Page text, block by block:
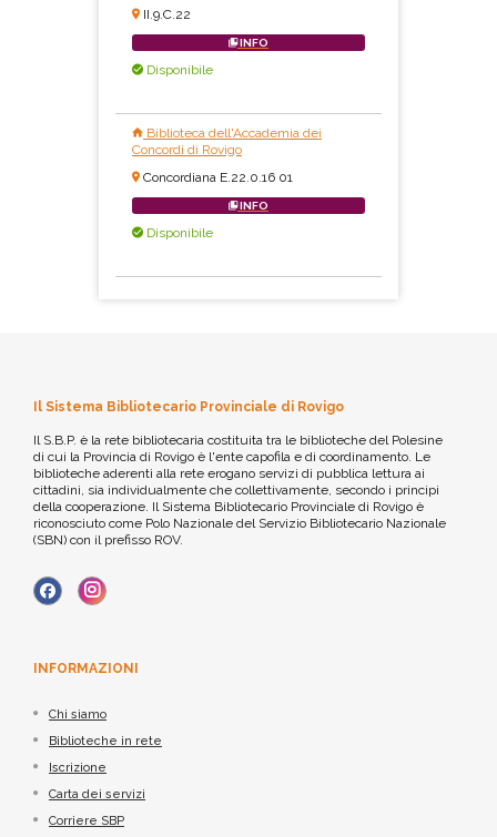
II.9.C.22
INFO
Disponibile
Biblioteca dell'Accademia dei
Concordi di Rovigo
Concordiana E.22.0.16 01
INFO
Disponibile
Il Sistema Bibliotecario Provinciale di Rovigo
Il S.B.P. è la rete bibliotecaria costituita tra le biblioteche del Polesine
di cui la Provincia di Rovigo è l'ente capofila e di coordinamento. Le
biblioteche aderenti alla rete erogano servizi di pubblica lettura ai
cittadini, sia individualmente che collettivamente, secondo i principi
della cooperazione. Il Sistema Bibliotecario Provinciale di Rovigo è
riconosciuto come Polo Nazionale del Servizio Bibliotecario Nazionale
(SBN) con il prefisso ROV.
INFORMAZIONI
Chi siamo
Biblioteche in rete
Iscrizione
Carta dei servizi
Corriere SBP